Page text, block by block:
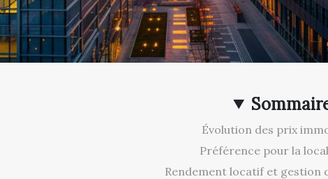
Évolution des prix
Préférence pour la
Rendement locatif et gestion